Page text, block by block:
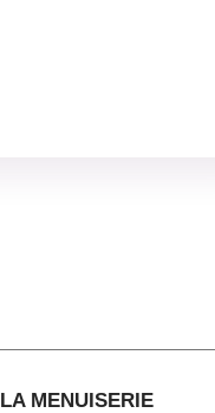
LA MENUISERIE